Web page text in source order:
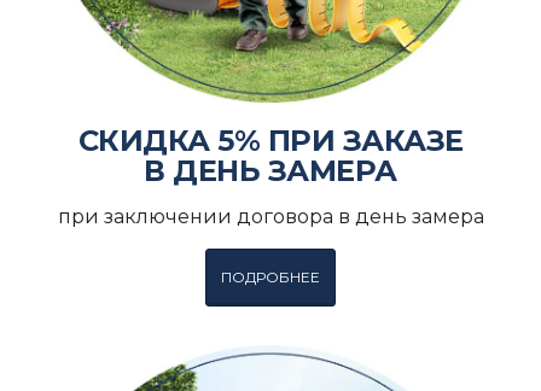
СКИДКА 5% ПРИ ЗАКАЗЕ
В ДЕНЬ ЗАМЕРА
при заключении договора в день замера
ПОДРОБНЕЕ